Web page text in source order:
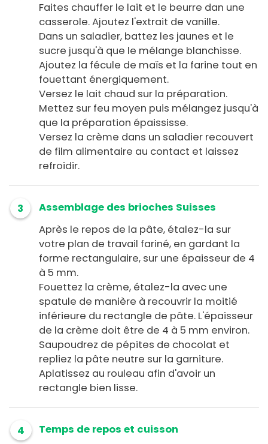
Faites chauffer le lait et le beurre dan une
casserole. Ajoutez l'extrait de vanille.
Dans un saladier, battez les jaunes et le
sucre jusqu'à que le mélange blanchisse.
Ajoutez la fécule de maïs et la farine tout en
fouettant énergiquement.
Versez le lait chaud sur la préparation.
Mettez sur feu moyen puis mélangez jusqu'à
que la préparation épaississe.
Versez la crème dans un saladier recouvert
de film alimentaire au contact et laissez
refroidir.
3
Assemblage des brioches Suisses
Après le repos de la pâte, étalez-la sur
votre plan de travail fariné, en gardant la
forme rectangulaire, sur une épaisseur de 4
à 5 mm.
Fouettez la crème, étalez-la avec une
spatule de manière à recouvrir la moitié
inférieure du rectangle de pâte. L'épaisseur
de la crème doit être de 4 à 5 mm environ.
Saupoudrez de pépites de chocolat et
repliez la pâte neutre sur la garniture.
Aplatissez au rouleau afin d'avoir un
rectangle bien lisse.
4
Temps de repos et cuisson